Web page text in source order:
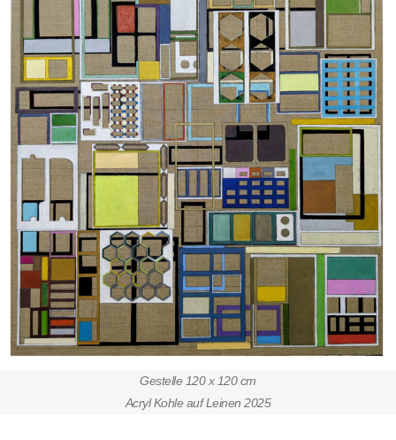
Gestelle 120 x 120 cm
Acryl Kohle auf Leinen 2025